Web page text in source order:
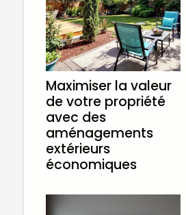
Maximiser la valeur
de votre propriété
avec des
aménagements
extérieurs
économiques